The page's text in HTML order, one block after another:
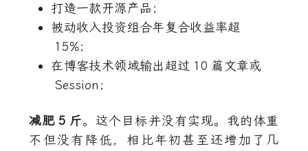
打造一款开源产品；
被动收入投资组合年复合收益率超
15%；
在博客技术领域输出超过 10 篇文章或
Session ；
减肥 5 斤。这个目标并没有实现。我的体重
不但没有降低，相比年初甚至还增加了几